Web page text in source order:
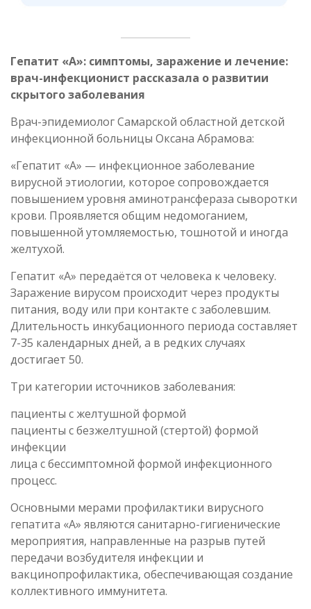
Гепатит «А»: симптомы, заражение и лечение:
врач-инфекционист рассказала о развитии
скрытого заболевания
Врач-эпидемиолог Самарской областной детской
инфекционной больницы Оксана Абрамова:
«Гепатит «А» — инфекционное заболевание
вирусной этиологии, которое сопровождается
повышением уровня аминотрансфераза сыворотки
крови. Проявляется общим недомоганием,
повышенной утомляемостью, тошнотой и иногда
желтухой.
Гепатит «А» передаётся от человека к человеку.
Заражение вирусом происходит через продукты
питания, воду или при контакте с заболевшим.
Длительность инкубационного периода составляет
7-35 календарных дней, а в редких случаях
достигает 50.
Три категории источников заболевания:
пациенты с желтушной формой
пациенты с безжелтушной (стертой) формой
инфекции
лица с бессимптомной формой инфекционного
процесс.
Основными мерами профилактики вирусного
гепатита «А» являются санитарно-гигиенические
мероприятия, направленные на разрыв путей
передачи возбудителя инфекции и
вакцинопрофилактика, обеспечивающая создание
коллективного иммунитета.